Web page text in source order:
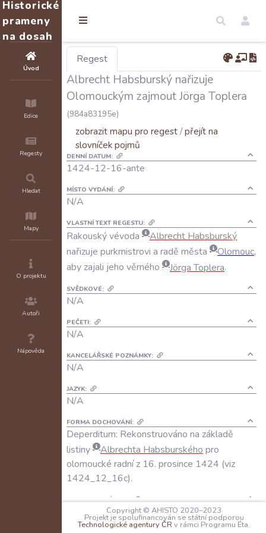
Historické
prameny
na dosah
Úvod
Edice
Regesty
Hledat
Mapy
O projektu
Autoři
Nápověda
Regest
Albrecht Habsburský nařizuje
Olomouckým zajmout Jörga Toplera
(984a83195e)
zobrazit mapu pro regest/přejít na
slovníček pojmů
DENNÍ DATUM:
1424-12-16-ante
MÍSTO VYDÁNÍ:
N/A
VLASTNÍ TEXT REGESTU:
Rakouskývévoda Albrecht Habsburský
nařizuje purkmistrovi a radě města Olomouc,
aby zajali jeho věrného Jörga Toplera.
SVĚDKOVÉ:
N/A
PEČETI:
N/A
KANCELÁŘSKÉ POZNÁMKY:
N/A
JAZYK:
N/A
FORMA DOCHOVÁNÍ:
Deperditum: Rekonstruováno na základě
listiny
Albrechta Habsburského pro
olomoucké radní z 16. prosince 1424 (viz
1424_12_16c).
REGESTY A VÝTAHY:
RI XII NB/1, v tisku
Copyright © AHISTO 2020–2023
Projekt je spolufinancován se státní podporou
Technologické agentury ČR v rámci Programu Éta.